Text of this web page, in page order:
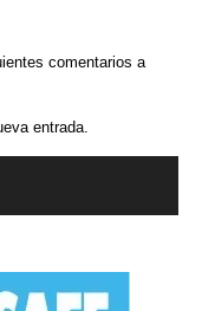
comentarios a
entrada.